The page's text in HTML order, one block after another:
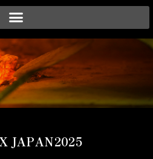
社紹介
紹介
績紹介
引の流れ
JAPAN2025